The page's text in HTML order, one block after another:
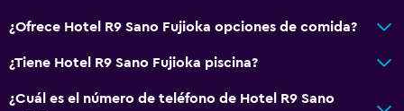
¿Ofrece Hotel R9 Sano Fujioka opciones de comida?
¿Tiene Hotel R9 Sano Fujioka piscina?
¿Cuál es el número de teléfono de Hotel R9 Sano